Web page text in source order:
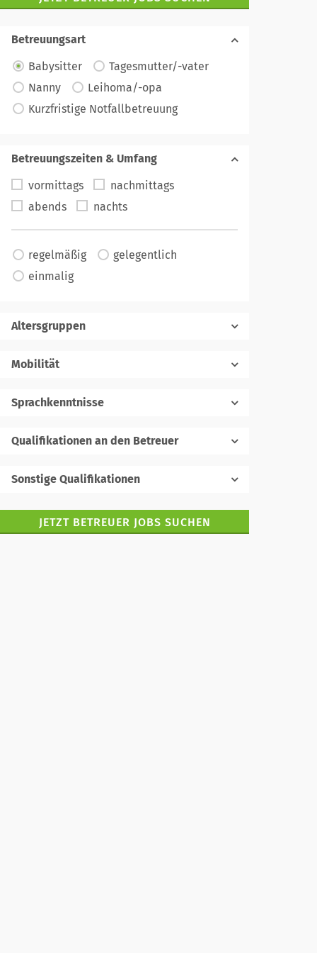
Betreuungsart
Babysitter
Tagesmutter/-vater
Nanny
Leihoma/-opa
Kurzfristige Notfallbetreuung
Betreuungszeiten & Umfang
vormittags
nachmittags
abends
nachts
regelmäßig
gelegentlich
einmalig
Altersgruppen
Mobilität
Sprachkenntnisse
Fremdsprachen
Qualifikationen an den Betreuer
Sonstige Qualifikationen
JETZT BETREUER JOBS SUCHEN